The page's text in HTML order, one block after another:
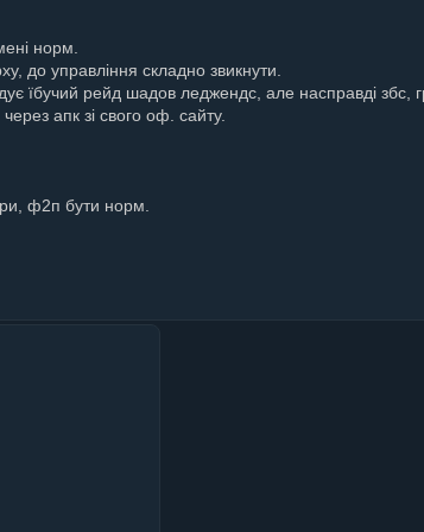
норм.
до управління складно звикнути.
їбучий рейд шадов леджендс, але насправді збс,
апк зі свого оф. сайту.
ф2п бути норм.